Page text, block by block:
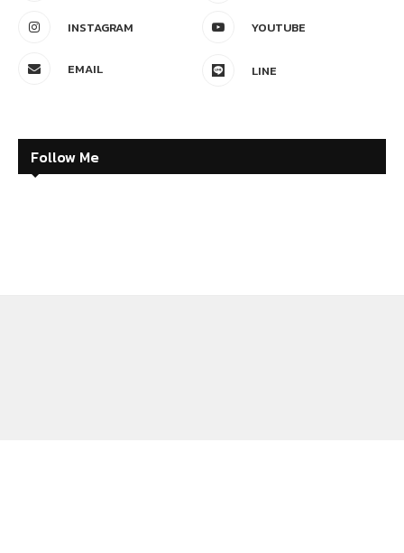
INSTAGRAM YOUTUBE
EMAIL LINE
Follow Me